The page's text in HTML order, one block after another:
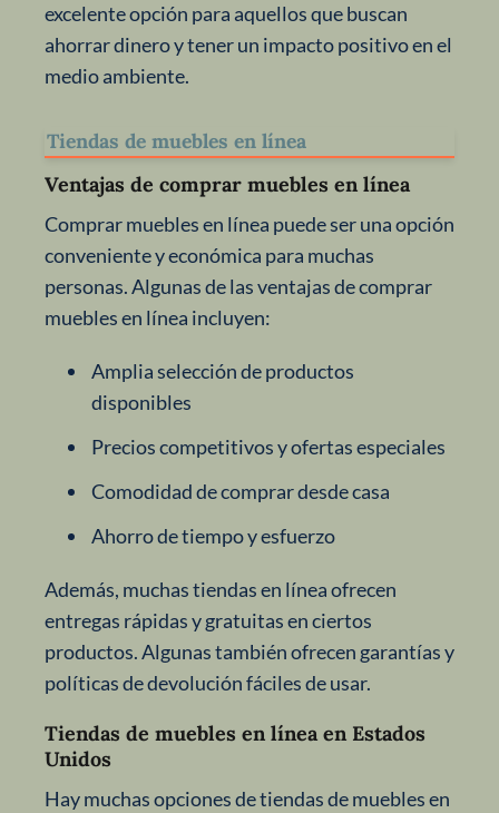
excelente opción para aquellos que buscan
ahorrar dinero y tener un impacto positivo en el
medio ambiente.
Tiendas de muebles en línea
Ventajas de comprar muebles en línea
Comprar muebles en línea puede ser una opción
conveniente y económica para muchas
personas. Algunas de las ventajas de comprar
muebles en línea incluyen:
Amplia selección de productos
disponibles
Precios competitivos y ofertas especiales
Comodidad de comprar desde casa
Ahorro de tiempo y esfuerzo
Además, muchas tiendas en línea ofrecen
entregas rápidas y gratuitas en ciertos
productos. Algunas también ofrecen garantías y
políticas de devolución fáciles de usar.
Tiendas de muebles en línea en Estados
Unidos
Hay muchas opciones de tiendas de muebles en